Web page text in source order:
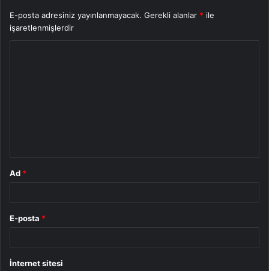
E-posta adresiniz yayınlanmayacak. Gerekli alanlar * ile
işaretlenmişlerdir
Ad *
E-posta *
İnternet sitesi